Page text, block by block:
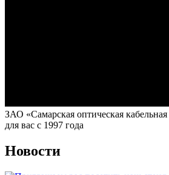
ЗАО «Самарская оптическая
для вас с 1997 года
Новости